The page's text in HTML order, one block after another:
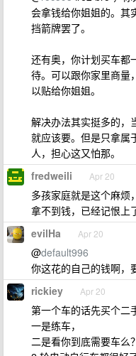
会拿钱给你姐姐的。其
挡箭牌罢了。
还有奥，你计划买车都
待。可以跟你家里商量
以贴给你姐姐。
解决办法其实挺多的，
就应该要。但是只拿属
人，担心这又怕那。
fredweili Apr 20
多孩家庭就是这个麻烦
拿不到钱，已经记恨上
evilHa Apr 20
@default996
你这花的自己的钱啊，
rickiey Apr 20
第一个车的话先买个二
一是练车，
二是看你到底需要车么